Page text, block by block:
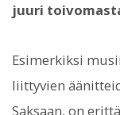
juuri
Esimerkiksi
liittyvien
Saksaan, on